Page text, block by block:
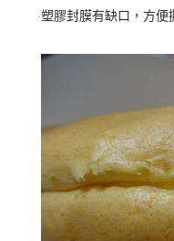
塑膠封膜有缺口，方便